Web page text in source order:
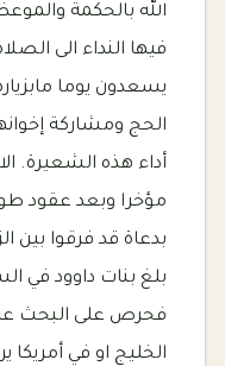
الله بالحكمة
فيها النداء الى
يسعدون يوما
الحج ومشاركة
أداء هذه الشعيرة.
مؤخرا وبعد عقود
بدعاة قد فرقوا بين
بلغ بنات داوود في
فحرص على البحث
الخليج او في